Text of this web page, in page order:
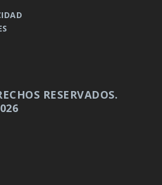
RESERVADOS.